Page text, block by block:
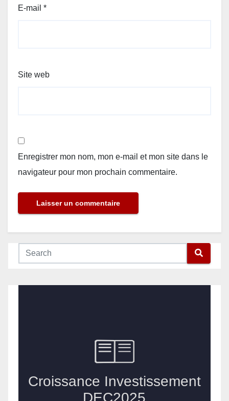
E-mail *
Site web
Enregistrer mon nom, mon e-mail et mon site dans le
navigateur pour mon prochain commentaire.